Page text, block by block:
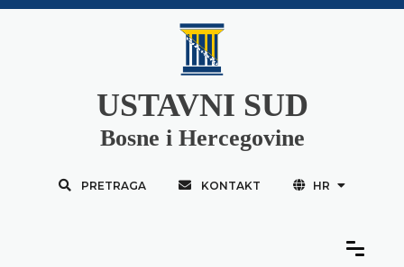
USTAVNI SUD
Bosne i Hercegovine
PRETRAGA KONTAKT HR